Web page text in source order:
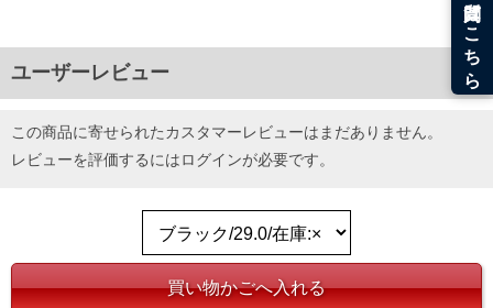
ITEM INTRODUCTION
ユーザーレビュー
この商品に寄せられたカスタマーレビューはまだありません。
レビューを評価するにはログインが必要です。